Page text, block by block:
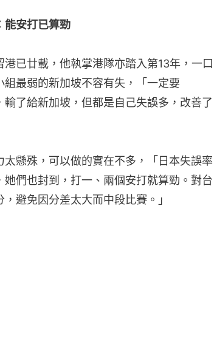
能安打已算勁
已廿載，他執掌港隊亦踏入第13年，一口
最弱的新加坡不容有失，「一定要
輸了給新加坡，但都是自己失誤多，改善了
懸殊，可以做的實在不多，「日本失誤率
們也封到，打一、兩個安打就算勁。對台
避免因分差太大而中段比賽。」